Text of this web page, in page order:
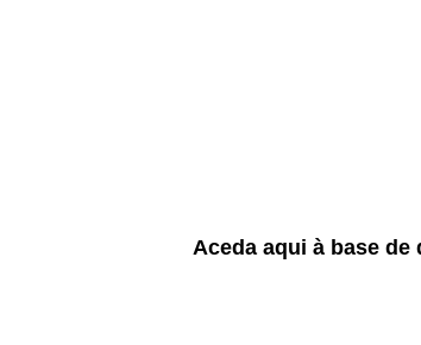
Aceda aqui à base